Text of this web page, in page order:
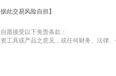
此交易风险自担】
愿接受以下免责条款：
工具或产品之意见，或任何财务、法律、